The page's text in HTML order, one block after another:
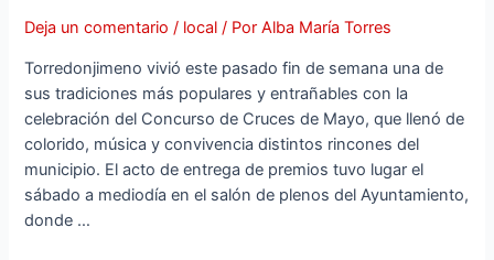
Deja un comentario / local / PorAlba María Torres
Torredonjimeno vivió este pasado fin de semana una de
sus tradiciones más populares y entrañables con la
celebración del Concurso de Cruces de Mayo, que llenó de
colorido, música y convivencia distintos rincones del
municipio. El acto de entrega de premios tuvo lugar el
sábado a mediodía en el salón de plenos del Ayuntamiento,
donde …